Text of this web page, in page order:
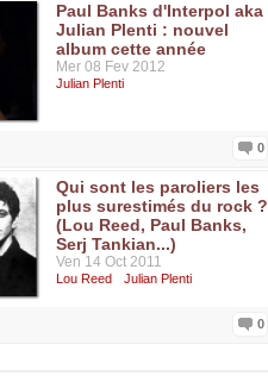
Paul Banks d'Interpol aka
Julian Plenti : nouvel
album cette année
Mer 08 Fev 2012
Julian Plenti
0
Qui sont les paroliers les
plus surestimés du rock ?
(Lou Reed, Paul Banks,
Serj Tankian...)
Ven 14 Oct 2011
Lou Reed Julian Plenti
0